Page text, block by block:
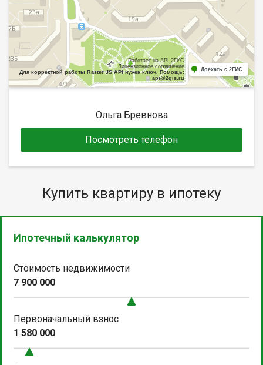
Работает на API 2ГИС
Лицензионное соглашение
Для корректной работы Raster JS API нужен ключ. Помощь:
api@2gis.ru
Доехать с 2ГИС
Ольга Бревнова
Посмотреть телефон
Купить квартиру в ипотеку
Ипотечный калькулятор
Стоимость недвижимости
7 900 000
Первоначальный взнос
1 580 000